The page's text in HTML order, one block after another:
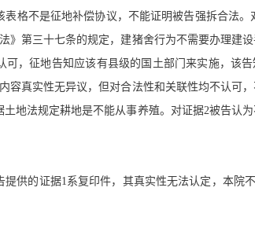
格不是征地补偿协议，不能证明被告强拆合法
》第三十七条的规定，建猪舍行为不需要办理建
可，征地告知应该有县级的国土部门来实施，该
容真实性无异议，但对合法性和关联性均不认可
地法规定耕地是不能从事养殖。对证据2被告认
供的证据1系复印件，其真实性无法认定，本院